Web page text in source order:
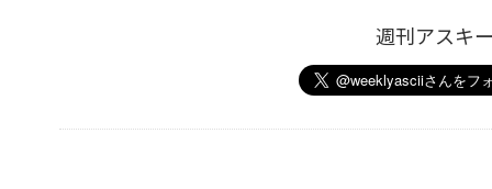
週刊アスキ